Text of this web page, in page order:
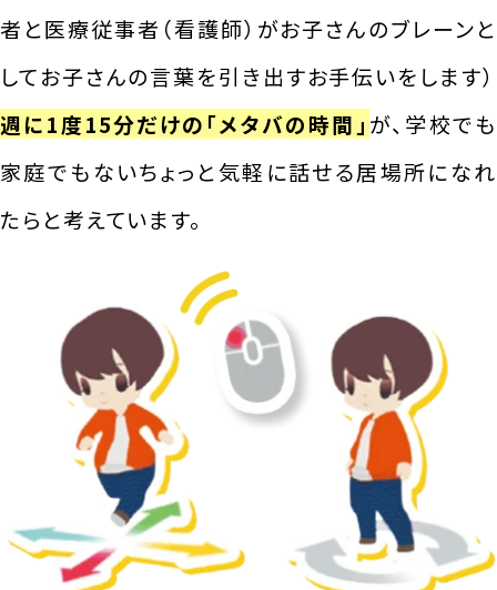
者と医療従事者（看護師）がお子さんのブレーンと
してお子さんの言葉を引き出すお手伝いをします）
週に1度15分だけの 「メタバの時間」 が、学校でも
家庭でもないちょっと気軽に話せる居場所になれ
たらと考えています。